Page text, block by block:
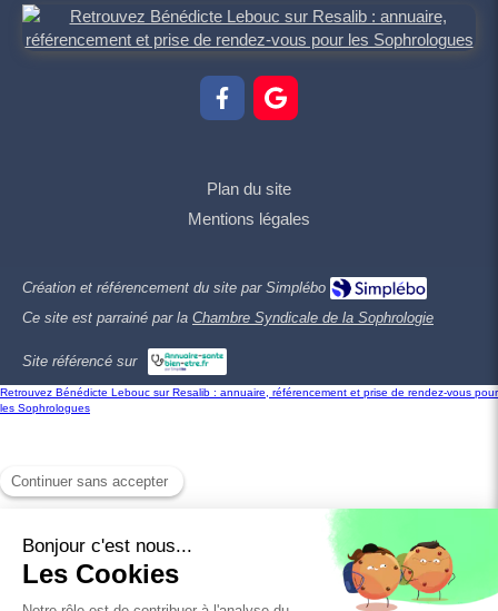
Plan du site
Mentions légales
Création et référencement du site par Simplébo
Ce site est parrainé par la Chambre Syndicale de la Sophrologie
Site référencé sur
Retrouvez Bénédicte Lebouc sur Resalib : annuaire, référencement et prise de rendez-vous pour
les Sophrologues